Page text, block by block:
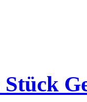
Stück